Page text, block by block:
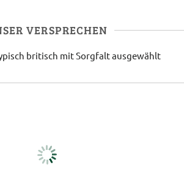
VERSPRECHEN
britisch mit Sorgfalt ausgewählt